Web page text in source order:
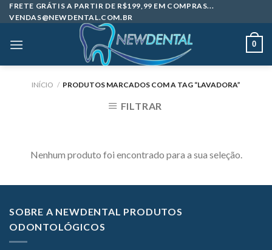
Skip
to
FRETE GRÁTIS A PARTIR DE R$199,99 EM COMPRAS...
VENDAS@NEWDENTAL.COM.BR
0
INÍCIO / PRODUTOS MARCADOS COM A TAG “LAVADORA”
FILTRAR
Nenhum produto foi encontrado para a sua seleção.
SOBRE A NEWDENTAL PRODUTOS
ODONTOLÓGICOS